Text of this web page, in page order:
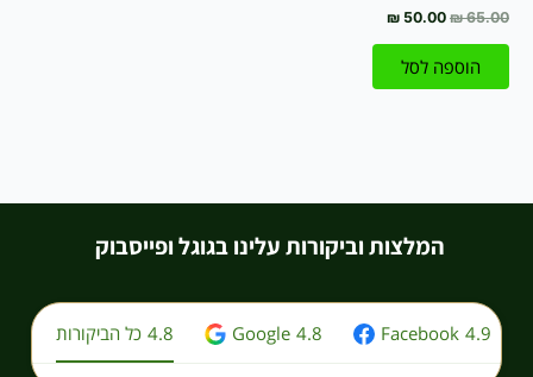
₪65.00
₪ 50.00
הוספה לסל
המלצות וביקורות עלינו בגוגל ופייסבוק
כל הביקורות 4.8 Google 4.8 Facebook 4.9